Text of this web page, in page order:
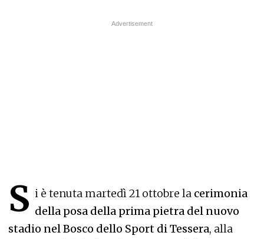
S i è tenuta martedì 21 ottobre la cerimonia
della posa della prima pietra del nuovo
stadio nel Bosco dello Sport di Tessera, alla